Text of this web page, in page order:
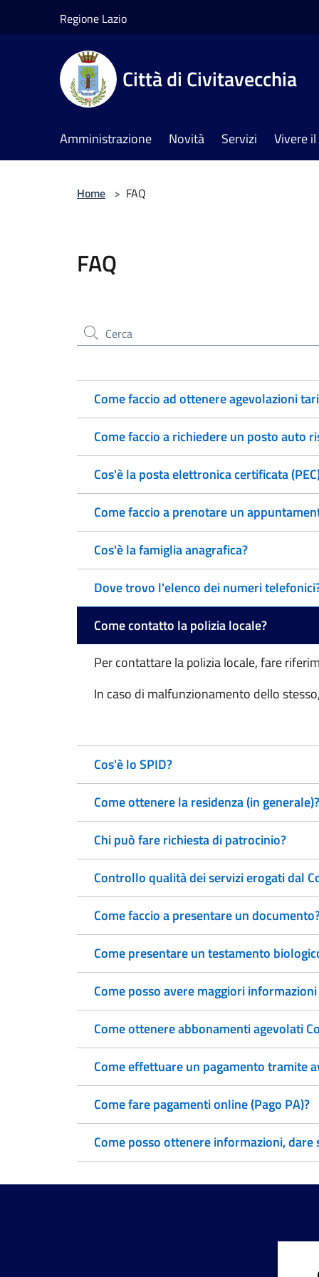
Regione Lazio
Città di Civitavecchia
Amministrazione Novità Servizi Vivere
Home > FAQ
FAQ
Cerca nel sito
Come faccio ad ottenere agevolazioni
Come faccio a richiedere un posto auto
Cos'è la posta elettronica certificata
Come faccio a prenotare un
Cos'è la famiglia anagrafica?
Dove trovo l'elenco dei numeri
Come contatto la polizia locale?
Per contattare la polizia locale, fare
In caso di malfunzionamento dello
Cos'è lo SPID?
Come ottenere la residenza (in generale)?
Chi può fare richiesta di patrocinio?
Controllo qualità dei servizi erogati dal
Come faccio a presentare un
Come presentare un testamento
Come posso avere maggiori
Come ottenere abbonamenti agevolati
Come effettuare un pagamento tramite
Come fare pagamenti online (Pago PA)?
Come posso ottenere informazioni,